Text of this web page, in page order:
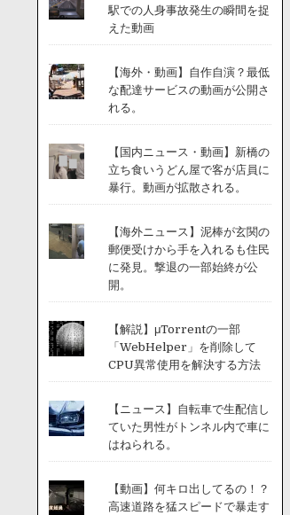
駅での人身事故発生の瞬間を捉
えた動画
【海外・動画】自作自演？最低
な配達サービスの動画が公開さ
れる。
【国内ニュース・動画】新橋の
立ち食いうどん屋で客が店員に
暴行。動画が拡散される。
【海外ニュース】泥棒が玄関の
郵便受けから手を入れるも住民
に発見。撃退の一部始終が公
開。
【解説】μTorrentの一部
「WebHelper」を削除して
CPU異常使用を解決する方法
【ニュース】自転車で生配信し
ていた男性がトンネル内で車に
はねられる。
【動画】何キロ出してるの！？
高速道路を猛スピードで暴走す